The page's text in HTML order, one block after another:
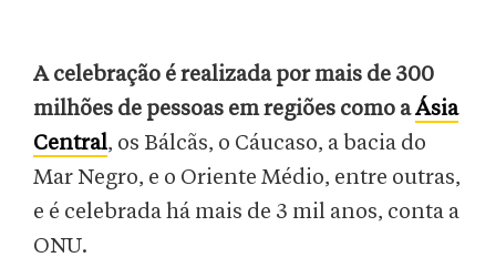
A celebração é realizada por mais de 300
milhões de pessoas em regiões como aÁsia
Central, os Bálcãs, o Cáucaso, a bacia do
Mar Negro, e o Oriente Médio, entre outras,
e é celebrada há mais de 3 mil anos, conta a
ONU.